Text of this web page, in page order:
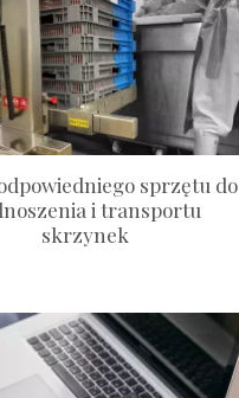
sprzętu do
i transportu
skrzynek